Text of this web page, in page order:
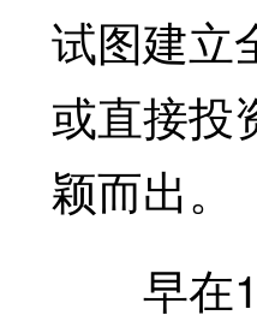
试图建立
或直接投
颖而出。
早在